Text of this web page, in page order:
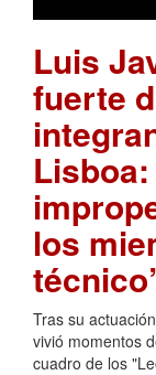
Luis
fuerte
los
Tras su
vivió momentos
cuadro de los